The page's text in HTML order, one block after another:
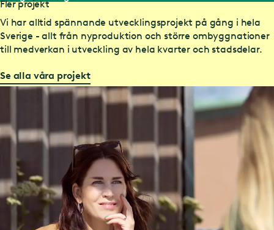
Visste du att Castellum är ett av Nordens hållbaraste
fastighetsbolag?
Fler projekt